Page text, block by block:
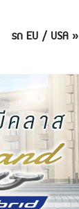
รถ EU / USA »